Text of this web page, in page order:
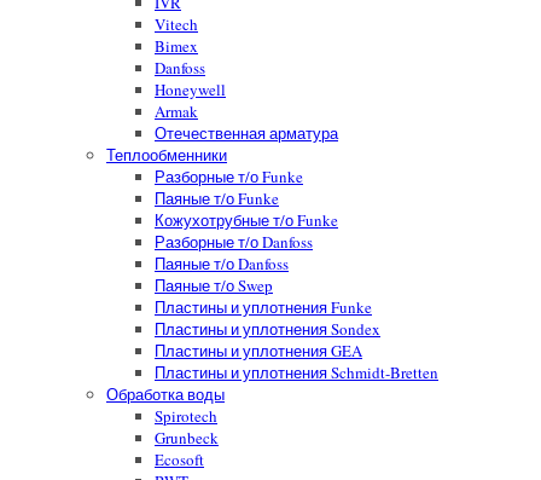
Vitech
Bimex
Danfoss
Honeywell
Armak
Отечественная арматура
Теплообменники
Разборные т/о Funke
Паяные т/о Funke
Кожухотрубные т/о Funke
Разборные т/о Danfoss
Паяные т/о Danfoss
Паяные т/о Swep
Пластины и уплотнения Funke
Пластины и уплотнения Sondex
Пластины и уплотнения GEA
Пластины и уплотнения Schmidt-Bretten
Обработка воды
Spirotech
Grunbeck
Ecosoft